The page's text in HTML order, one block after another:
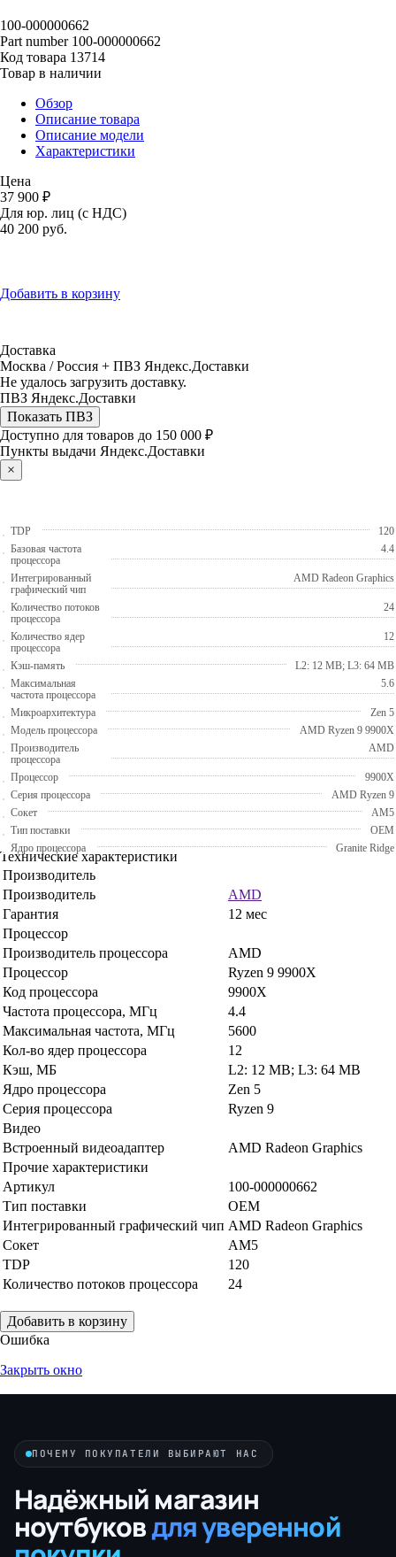
100-000000662
Part number 100-000000662
Код товара 13714
Товар в наличии
Обзор
Описание товара
Описание модели
Характеристики
Цена
37 900 ₽
Для юр. лиц (с НДС)
40 200 руб.
Добавить в корзину
Доставка
Москва / Россия + ПВЗ Яндекс.Доставки
Не удалось загрузить доставку.
ПВЗ Яндекс.Доставки
Показать ПВЗ
Доступно для товаров до 150 000 ₽
Пункты выдачи Яндекс.Доставки
×
TDP
120
Базовая частота
процессора
4.4
Интегрированный
графический чип
AMD Radeon Graphics
Количество потоков
процессора
24
Количество ядер
процессора
12
Кэш-память
L2: 12 MB; L3: 64 MB
Максимальная
частота процессора
5.6
Микроархитектура
Zen 5
Модель процессора
AMD Ryzen 9 9900X
Производитель
процессора
AMD
Процессор
9900X
Серия процессора
AMD Ryzen 9
Сокет
AM5
Тип поставки
OEM
Ядро процессора
Granite Ridge
Технические характеристики
Производитель
Производитель
AMD
Гарантия
12 мес
Процессор
Производитель процессора
AMD
Процессор
Ryzen 9 9900X
Код процессора
9900X
Частота процессора, МГц
4.4
Максимальная частота, МГц
5600
Кол-во ядер процессора
12
Кэш, МБ
L2: 12 MB; L3: 64 MB
Ядро процессора
Zen 5
Серия процессора
Ryzen 9
Видео
Встроенный видеоадаптер
AMD Radeon Graphics
Прочие характеристики
Артикул
100-000000662
Тип поставки
OEM
Интегрированный графический чип AMD Radeon Graphics
Сокет
AM5
TDP
120
Количество потоков процессора
24
Добавить в корзину
Ошибка
Закрыть окно
ПОЧЕМУ ПОКУПАТЕЛИ ВЫБИРАЮТ НАС
Надёжный магазин
ноутбуковдля уверенной